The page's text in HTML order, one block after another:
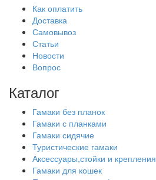
Как оплатить
Доставка
Самовывоз
Статьи
Новости
Вопрос
Каталог
Гамаки без планок
Гамаки с планками
Гамаки сидячие
Туристические гамаки
Аксессуары,стойки и крепления
Гамаки для кошек